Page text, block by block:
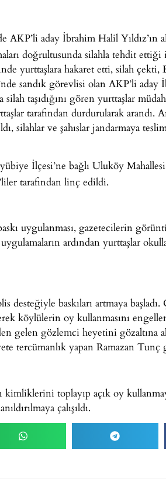
AKP’li aday İbrahim Halil Yıldız’ın
doğrultusunda silahla tehdit
yurttaşlara hakaret etti, silah çekti,
sandık görevlisi olan AKP’li
silah taşıdığını gören yurttaşlar
tarafından durdurularak arandı.
silahlar ve şahıslar jandarmaya
İlçesi’ne bağlı Uluköy
tarafından linç edildi.
uygulanması, gazetecilerin
ardından yurttaşlar
desteğiyle baskıları artmaya
köylülerin oy kullanmasını
gelen gözlemci heyetini gözaltına
tercümanlık yapan Ramazan Tunç
kimliklerini toplayıp açık oy
çalışıldı.